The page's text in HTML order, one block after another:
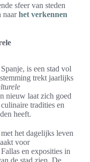
sfeer van steden
naarhet verkennen
is een stad vol
trekt jaarlijks
nieuw laat zich goed
tradities en
heeft.
het dagelijks leven
voor
en exposities in
de stad zien. De